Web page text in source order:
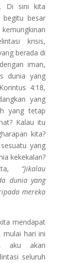
Di sini kita
besar
krisis,
berada di
iman,
dunia yang
4:18,
yang
yang tetap
Kalau itu
kita?
yang
kekekalan?
“Jikalau
dunia yang
mereka
mendapat
mulai hari ini
aku akan
seluruh